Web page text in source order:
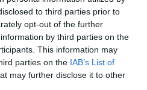
to third parties prior to
opt-out of the further
by third parties on the
This information may
parties on the IAB’s List of
may further disclose it to other